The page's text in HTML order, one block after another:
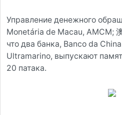
Управление денежного
Monetária de Macau, AMCM;
что два банка, Banco da
Ultramarino, выпускают
20 патака.